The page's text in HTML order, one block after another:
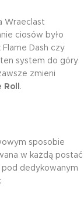
Wraeclast
ciosów było
Dash czy
system do góry
zmieni
Roll .
sposobie
w każdą postać
dedykowanym